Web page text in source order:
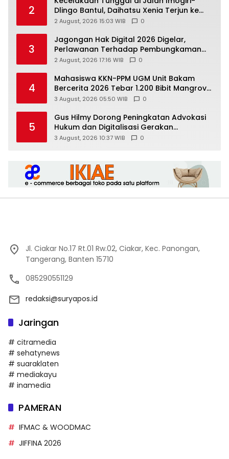
2
Dlingo Bantul, Daihatsu Xenia Terjun ke
Jurang
2 August, 2026 15:03 WIB 0
3
Jagongan Hak Digital 2026 Digelar,
Perlawanan Terhadap Pembungkaman
Media Digital
2 August, 2026 17:16 WIB 0
4
Mahasiswa KKN-PPM UGM Unit Bakam
Bercerita 2026 Tebar 1.200 Bibit Mangrove
di Sungai Air Layang
3 August, 2026 05:50 WIB 0
5
Gus Hilmy Dorong Peningkatan Advokasi
Hukum dan Digitalisasi Gerakan
Meningkatkan Kualitas PMII DIY
3 August, 2026 10:37 WIB 0
Jl. Ciakar No.17 Rt.01 Rw.02, Ciakar, Kec. Panongan,
Tangerang, Banten 15710
085290551129
redaksi@suryapos.id
Jaringan
# citramedia
# sehatynews
# suaraklaten
# mediakayu
# inamedia
PAMERAN
IFMAC & WOODMAC
JIFFINA 2026